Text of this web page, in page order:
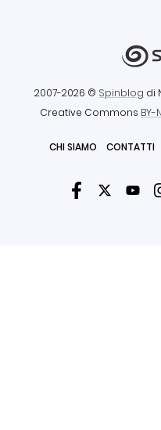
2007-2026 © Spinblog di
Creative Commons BY-
CHI SIAMO CONTATTI